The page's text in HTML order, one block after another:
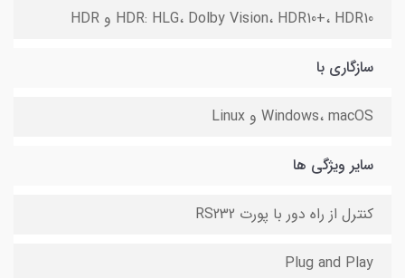
HDR: HLG، Dolby Vision، HDR10+، HDR10 و HDR
سازگاری با
Windows، macOS و Linux
سایر ویژگی ها
کنترل از راه دور با پورت RS232
Plug and Play